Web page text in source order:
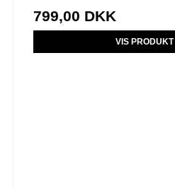
799,00 DKK
VIS PRODUKT